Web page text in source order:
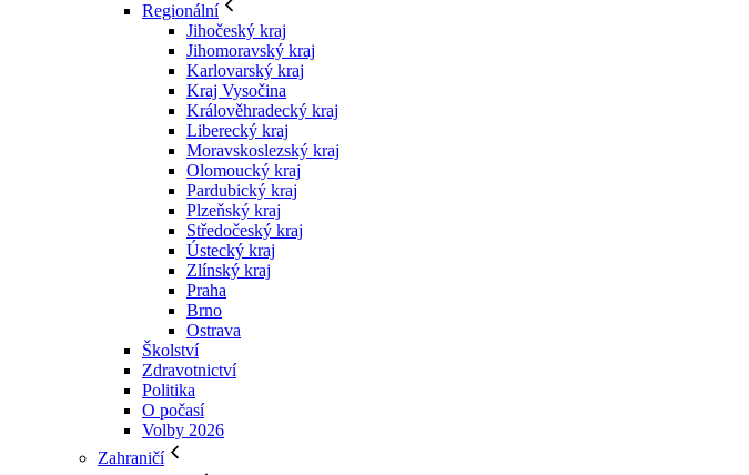
Regionální
Jihočeský kraj
Jihomoravský kraj
Karlovarský kraj
Kraj Vysočina
Králověhradecký kraj
Liberecký kraj
Moravskoslezský kraj
Olomoucký kraj
Pardubický kraj
Plzeňský kraj
Středočeský kraj
Ústecký kraj
Zlínský kraj
Praha
Brno
Ostrava
Školství
Zdravotnictví
Politika
O počasí
Volby 2026
Zahraničí